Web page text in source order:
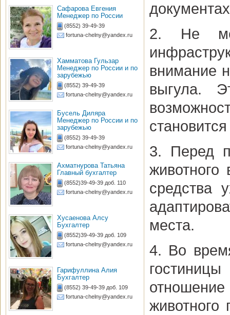
Сафарова Евгения
Менеджер по России
(8552) 39-49-39
fortuna-chelny@yandex.ru
Хамматова Гульзар
Менеджер по России и по
зарубежью
(8552) 39-49-39
fortuna-chelny@yandex.ru
Бусель Диляра
Менеджер по России и по
зарубежью
(8552) 39-49-39
fortuna-chelny@yandex.ru
Ахматнурова Татьяна
Главный бухгалтер
(8552)39-49-39 доб. 110
fortuna-chelny@yandex.ru
Хусаенова Алсу
Бухгалтер
(8552)39-49-39 доб. 109
fortuna-chelny@yandex.ru
Гарифуллина Алия
Бухгалтер
(8552) 39-49-39 доб. 109
fortuna-chelny@yandex.ru
2. Не
внимание
выгула.
3. Перед
средства
места.
4. Во
отношение